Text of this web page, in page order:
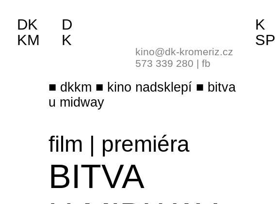
dkkm kino nadsklepí
bitva
u midway
film | premiéra
BITVA
DK
KM
D
K
kino@dk-kromeriz.cz
573 339 280 | fb
K
SP